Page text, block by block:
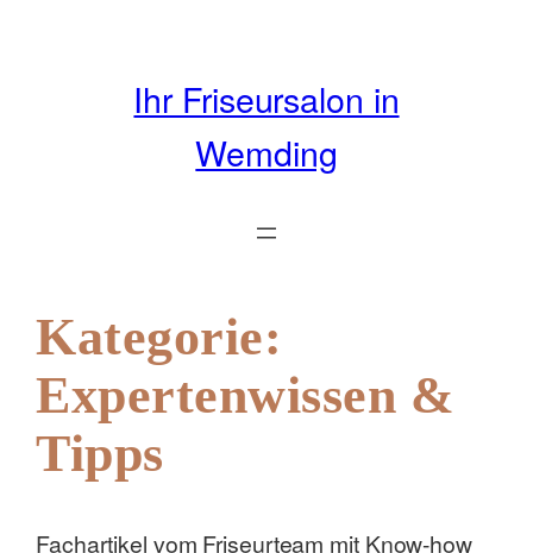
Ihr Friseursalon in
Wemding
Kategorie:
Expertenwissen &
Tipps
Fachartikel vom Friseurteam mit Know-how